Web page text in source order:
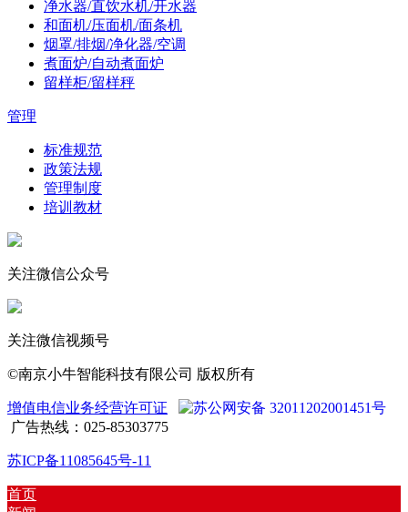
净水器/直饮水机/开水器
和面机/压面机/面条机
烟罩/排烟/净化器/空调
煮面炉/自动煮面炉
留样柜/留样秤
管理
标准规范
政策法规
管理制度
培训教材
关注微信公众号
关注微信视频号
©南京小牛智能科技有限公司 版权所有
增值电信业务经营许可证
苏公网安备 32011202001451号
广告热线：025-85303775
苏ICP备11085645号-11
首页